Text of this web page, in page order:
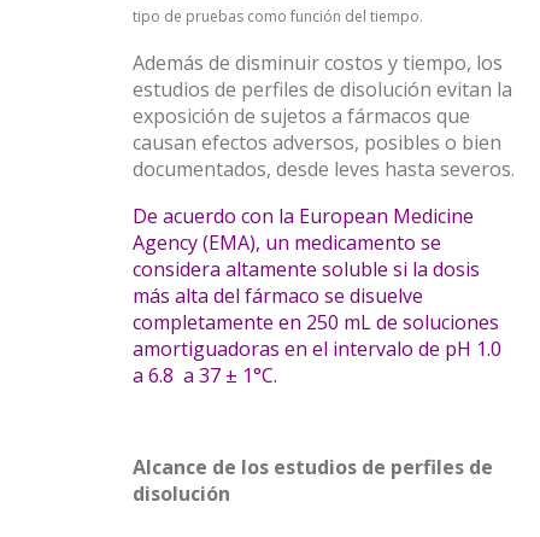
tipo de pruebas como función del tiempo.
Además de disminuir costos y tiempo, los
estudios de perfiles de disolución evitan la
exposición de sujetos a fármacos que
causan efectos adversos, posibles o bien
documentados, desde leves hasta severos.
De acuerdo con la European Medicine
Agency (EMA), un medicamento se
considera altamente soluble si la dosis
más alta del fármaco se disuelve
completamente en 250 mL de soluciones
amortiguadoras en el intervalo de pH 1.0
a 6.8 a 37 ± 1°C.
Alcance de los estudios de perfiles de
disolución